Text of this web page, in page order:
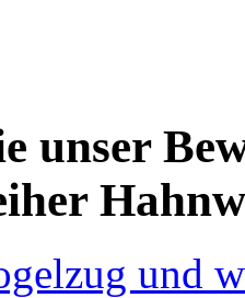
unser
und